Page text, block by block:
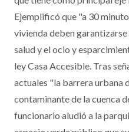
que tiene como principal eje
Ejemplificó que "a 30
vivienda deben
salud y el ocio y
ley Casa Accesible. Tras
actuales "la barrera urbana
contaminante de la cuenca
funcionario aludió a la